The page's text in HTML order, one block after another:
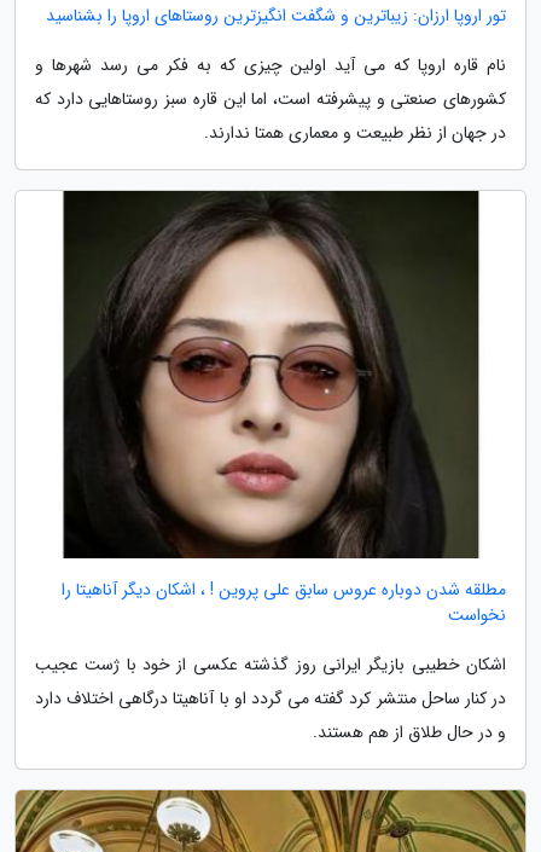
تور اروپا ارزان: زیباترین و شگفت انگیزترین روستاهای اروپا را بشناسید
نام قاره اروپا که می آید اولین چیزی که به فکر می رسد شهرها و
کشورهای صنعتی و پیشرفته است، اما این قاره سبز روستاهایی دارد که
در جهان از نظر طبیعت و معماری همتا ندارند.
مطلقه شدن دوباره عروس سابق علی پروین ! ، اشکان دیگر آناهیتا را
نخواست
اشکان خطیبی بازیگر ایرانی روز گذشته عکسی از خود با ژست عجیب
در کنار ساحل منتشر کرد گفته می گردد او با آناهیتا درگاهی اختلاف دارد
و در حال طلاق از هم هستند.